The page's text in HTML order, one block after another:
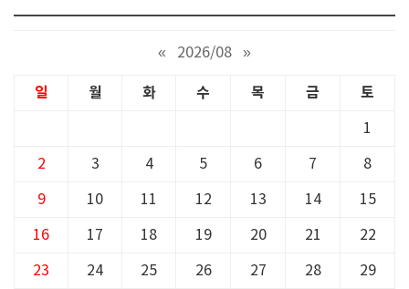
« 2026/08 »
일 월 화 수 목 금 토
1
2 3 4 5 6 7 8
9 10 11 12 13 14 15
16 17 18 19 20 21 22
23 24 25 26 27 28 29